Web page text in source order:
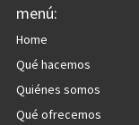
menú:
Home
Qué hacemos
Quiénes somos
Qué ofrecemos